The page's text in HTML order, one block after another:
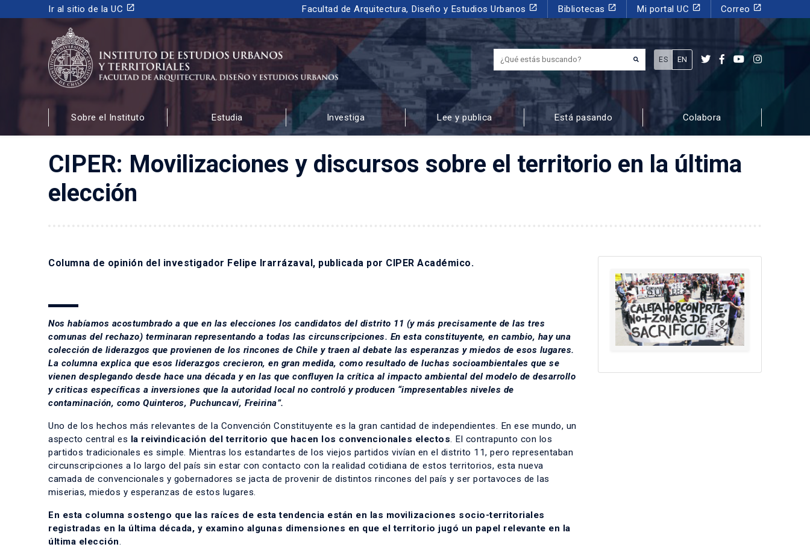
Ir al sitio de la UC launch Facultad de Arquitectura, Diseño y Estudios Urbanos launch Bibliotecas launch Mi portal UC launch Correo launch
INSTITUTO DE ESTUDIOS URBANOS
Y TERRITORIALES
FACULTAD DE ARQUITECTURA, DISEÑO Y ESTUDIOS URBANOS
¿Qué estás buscando?
ES EN
Sobre el Instituto Estudia Investiga Lee y publica Está pasando Colabora
CIPER: Movilizaciones y discursos sobre el territorio en la última
elección
Columna de opinión del investigador Felipe Irarrázaval, publicada por CIPER Académico.
Nos habíamos acostumbrado a que en las elecciones los candidatos del distrito 11 (y más precisamente de las tres
comunas del rechazo) terminaran representando a todas las circunscripciones. En esta constituyente, en cambio, hay una
colección de liderazgos que provienen de los rincones de Chile y traen al debate las esperanzas y miedos de esos lugares.
La columna explica que esos liderazgos crecieron, en gran medida, como resultado de luchas socioambientales que se
vienen desplegando desde hace una década y en las que confluyen la crítica al impacto ambiental del modelo de desarrollo
y criticas específicas a inversiones que la autoridad local no controló y producen “impresentables niveles de
contaminación, como Quinteros, Puchuncaví, Freirina”.
Uno de los hechos más relevantes de la Convención Constituyente es la gran cantidad de independientes. En ese mundo, un
aspecto central es la reivindicación del territorio que hacen los convencionales electos. El contrapunto con los
partidos tradicionales es simple. Mientras los estandartes de los viejos partidos vivían en el distrito 11, pero representaban
circunscripciones a lo largo del país sin estar con contacto con la realidad cotidiana de estos territorios, esta nueva
camada de convencionales y gobernadores se jacta de provenir de distintos rincones del país y ser portavoces de las
miserias, miedos y esperanzas de estos lugares.
En esta columna sostengo que las raíces de esta tendencia están en las movilizaciones socio-territoriales
registradas en la última década, y examino algunas dimensiones en que el territorio jugó un papel relevante en la
última elección.